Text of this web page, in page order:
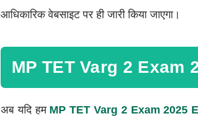
आधिकारिक वेबसाइट पर ही जारी किया जाएगा।
MP TET Varg 2 Exam
अब यदि हम MP TET Varg 2 Exam 2025